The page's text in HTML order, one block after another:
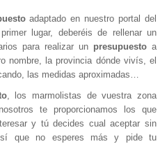
adaptado en nuestro portal del
lugar, deberéis de rellenar un
para realizar un presupuesto a
nombre, la provincia dónde vivís, el
las medidas aproximadas…
, los marmolistas de vuestra zona
te proporcionamos los que
y tú decides cual aceptar sin
que no esperes más y pide tu